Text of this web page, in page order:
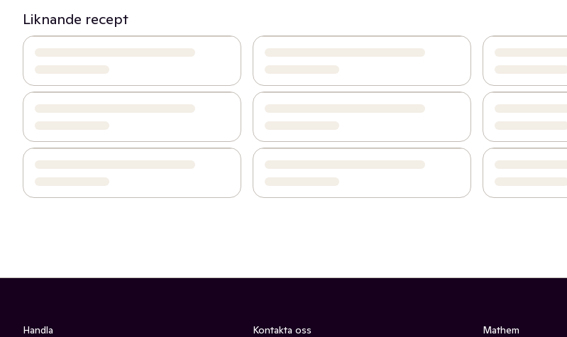
Liknande recept
Handla Kontakta oss Mathem